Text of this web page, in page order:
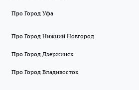
Про Город Уфа
Про Город Нижний Новгород
Про Город Дзержинск
Про Город Владивосток